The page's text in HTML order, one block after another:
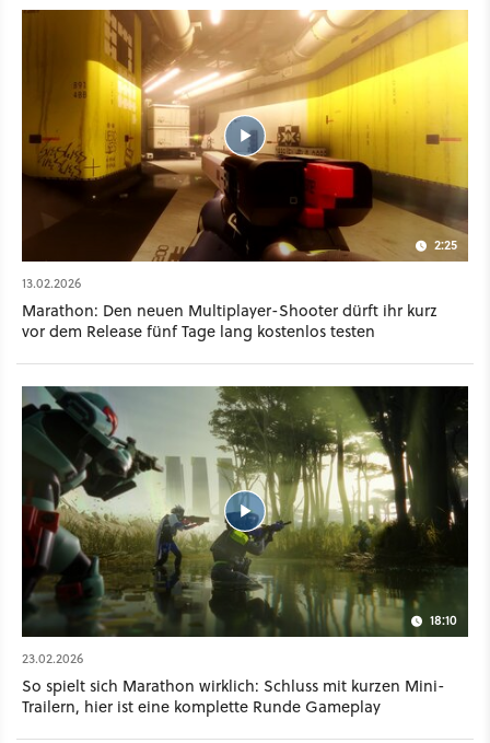
roten Katze bekannt, die sich auf eurem reglosen Körper
ausruht. Am 12. April 2025 um 19 Uhr soll der Gameplay-
Reveal stattfinden, dem ihr über den Twitch-Kanal des Spiels
live zuschauen könnt. Wann Marathon erscheinen soll, ist
bisher nicht bekannt.
2:25
13.02.2026
Marathon: Den neuen Multiplayer-Shooter dürft ihr kurz
vor dem Release fünf Tage lang kostenlos testen
18:10
23.02.2026
So spielt sich Marathon wirklich: Schluss mit kurzen Mini-
Trailern, hier ist eine komplette Runde Gameplay